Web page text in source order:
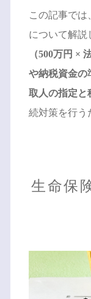
この記事では
について解説
（500万円 ×
や納税資金の
取人の指定と
続対策を行う
生命保